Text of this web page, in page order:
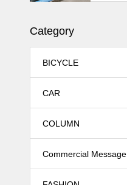
Category
BICYCLE
CAR
COLUMN
Commercial Message